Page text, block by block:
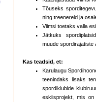
Tõuseks
ning treenereid ja
Viimsi toetaks valla
Jätkuks
muude spordirajatiste
Kas teadsid, et:
Karulaugu
teenindaks lisaks
spordiklubide
eskiisprojekt, mis